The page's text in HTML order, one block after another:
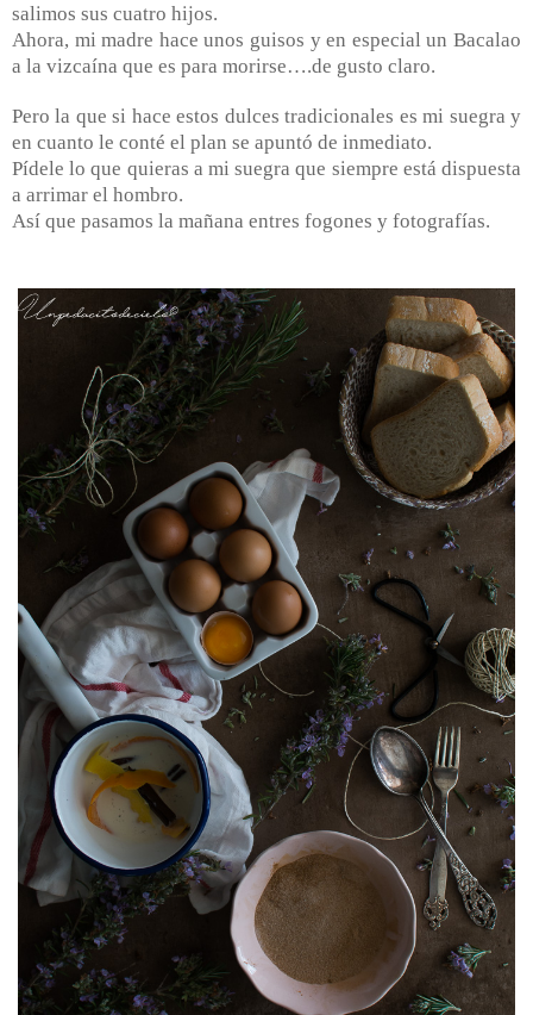
salimos sus cuatro hijos.
Ahora, mi madre hace unos guisos y en especial un Bacalao
a la vizcaína que es para morirse….de gusto claro.
Pero la que si hace estos dulces tradicionales es mi suegra y
en cuanto le conté el plan se apuntó de inmediato.
Pídele lo que quieras a mi suegra que siempre está dispuesta
a arrimar el hombro.
Así que pasamos la mañana entres fogones y fotografías.